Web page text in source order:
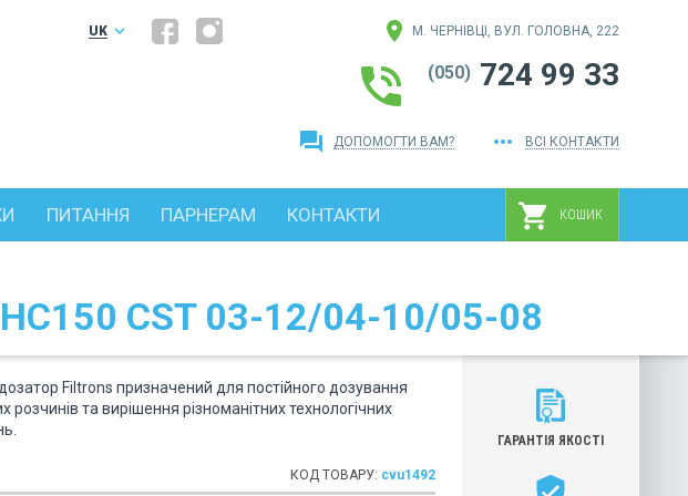
UK keyboard_arrow_down location_on М. ЧЕРНІВЦІ, ВУЛ. ГОЛОВНА, 222
phone_in_talk (050) 724 99 33
question_answer ДОПОМОГТИ ВАМ? more_horiz ВСІ КОНТАКТИ
ПИТАННЯ ПАРНЕРАМ КОНТАКТИ shopping_cart КОШИК
CST 03-12/04-10/05-08
Filtrons призначений для постійного дозування
розчинів та вирішення різноманітних технологічних
КОД ТОВАРУ: cvu1492
ГАРАНТІЯ ЯКОСТІ